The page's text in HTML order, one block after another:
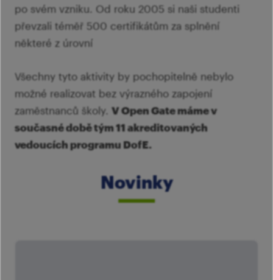
po svém vzniku. Od roku 2005 si naši studenti
převzali téměř 500 certifikátům za splnění
některé z úrovní
Všechny tyto aktivity by pochopitelně nebylo
možné realizovat bez výrazného zapojení
zaměstnanců školy. V Open Gate máme v
současné době tým 11 akreditovaných
vedoucích programu DofE.
Novinky